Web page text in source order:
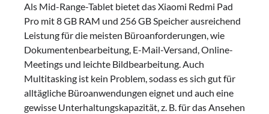
Als Mid-Range-Tablet bietet das Xiaomi Redmi Pad
Pro mit 8 GB RAM und 256 GB Speicher ausreichend
Leistung für die meisten Büroanforderungen, wie
Dokumentenbearbeitung, E-Mail-Versand, Online-
Meetings und leichte Bildbearbeitung. Auch
Multitasking ist kein Problem, sodass es sich gut für
alltägliche Büroanwendungen eignet und auch eine
gewisse Unterhaltungskapazität, z. B. für das Ansehen